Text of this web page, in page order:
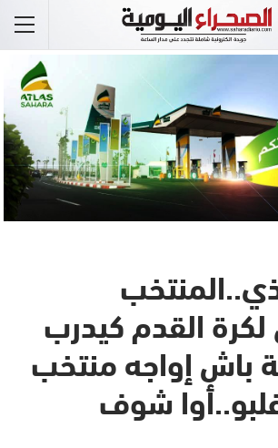
لكرة القدم كيدرب
إواجه منتخب
شوف